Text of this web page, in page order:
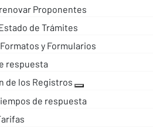
Proponentes
de Trámites
y Formularios
respuesta
de los Registros
de respuesta